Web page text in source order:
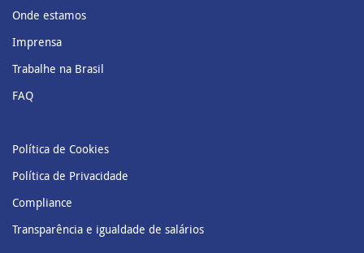
Onde estamos
Imprensa
Trabalhe na Brasil
FAQ
Política de Cookies
Política de Privacidade
Compliance
Transparência e igualdade de salários